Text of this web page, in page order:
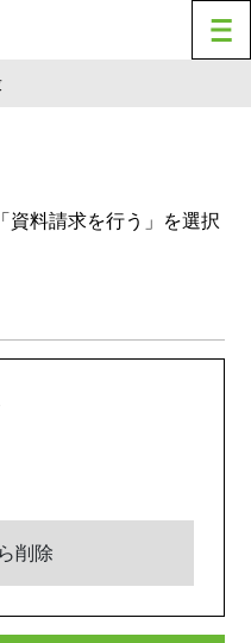
資料請求を行う」を選択
削除